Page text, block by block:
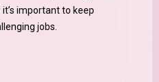
important to keep
jobs.